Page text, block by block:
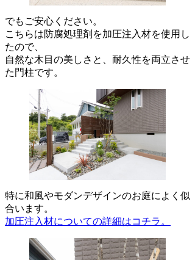
でもご安心ください。
こちらは防腐処理剤を加圧注入材を使用し
たので、
自然な木目の美しさと、耐久性を両立させ
た門柱です。
特に和風やモダンデザインのお庭によく似
合います。
加圧注入材についての詳細はコチラ。